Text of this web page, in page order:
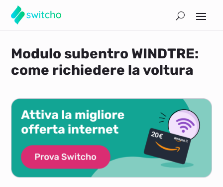
Modulo subentro WINDTRE:
come richiedere la voltura